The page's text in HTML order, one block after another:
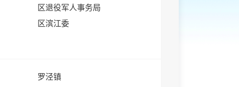
区退役军人事务局
区滨江委
罗泾镇